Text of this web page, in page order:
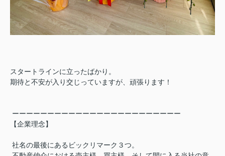
スタートラインに立ったばかり。
期待と不安が入り交じっていますが、頑張ります！
ーーーーーーーーーーーーーーーーーーーーーーーー
【企業理念】
社名の最後にあるビックリマーク３つ。